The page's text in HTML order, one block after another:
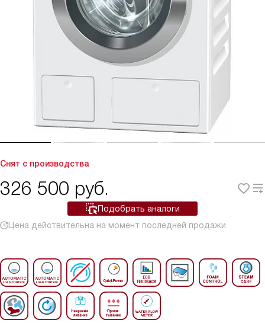
Снят с производства
326 500 руб.
Подобрать аналоги
Цена действительна на момент последней продажи